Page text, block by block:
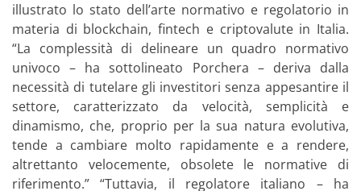
illustrato lo stato dell’arte normativo e regolatorio in
materia di blockchain, fintech e criptovalute in Italia.
“La complessità di delineare un quadro normativo
univoco – ha sottolineato Porchera – deriva dalla
necessità di tutelare gli investitori senza appesantire il
settore, caratterizzato da velocità, semplicità e
dinamismo, che, proprio per la sua natura evolutiva,
tende a cambiare molto rapidamente e a rendere,
altrettanto velocemente, obsolete le normative di
riferimento.” “Tuttavia, il regolatore italiano – ha